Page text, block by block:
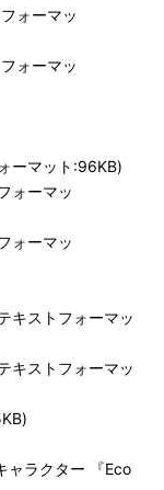
ォーマッ
ォーマッ
ーマット:96KB)
ォーマッ
ォーマッ
キストフォーマッ
キストフォーマッ